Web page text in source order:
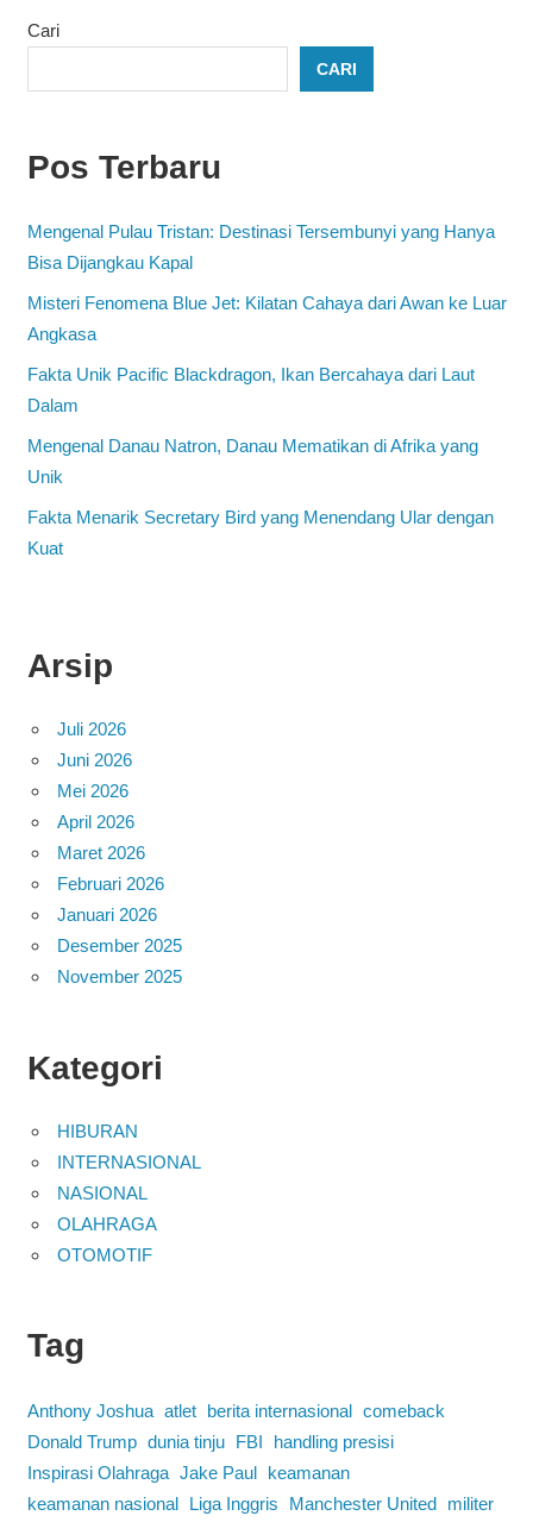
Cari
CARI
Pos Terbaru
Mengenal Pulau Tristan: Destinasi Tersembunyi yang Hanya
Bisa Dijangkau Kapal
Misteri Fenomena Blue Jet: Kilatan Cahaya dari Awan ke Luar
Angkasa
Fakta Unik Pacific Blackdragon, Ikan Bercahaya dari Laut
Dalam
Mengenal Danau Natron, Danau Mematikan di Afrika yang
Unik
Fakta Menarik Secretary Bird yang Menendang Ular dengan
Kuat
Arsip
Juli 2026
Juni 2026
Mei 2026
April 2026
Maret 2026
Februari 2026
Januari 2026
Desember 2025
November 2025
Kategori
HIBURAN
INTERNASIONAL
NASIONAL
OLAHRAGA
OTOMOTIF
Tag
Anthony Joshua atlet berita internasional comeback
Donald Trump dunia tinju FBI
handling presisi
Inspirasi Olahraga Jake Paul
keamanan
keamanan nasional
Liga Inggris Manchester United militer